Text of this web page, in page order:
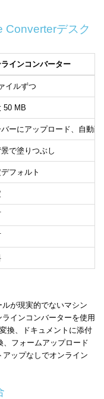
Converterデスク
インコンバーター
イルずつ
50 MB
ーにアップロード、自動削
で塗りつぶし
フォルト
が現実的でないマシン
インコンバーターを使用
換、ドキュメントに添付
フォームアップロード
ップなしでオンライン